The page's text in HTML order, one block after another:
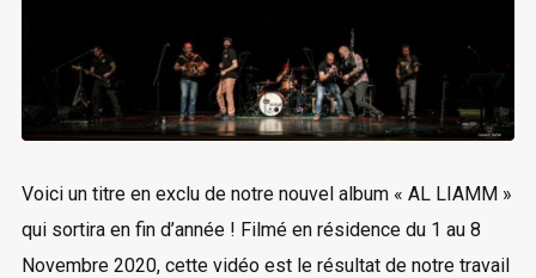
Voici un titre en exclu de notre nouvel album « AL LIAMM »
qui sortira en fin d’année ! Filmé en résidence du 1 au 8
Novembre 2020, cette vidéo est le résultat de notre travail